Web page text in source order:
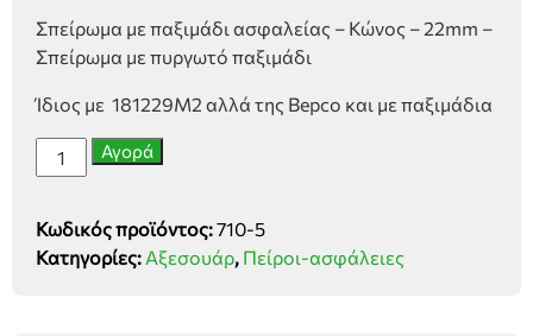
Σπείρωμα με παξιμάδι ασφαλείας – Κώνος – 22mm –
Σπείρωμα με πυργωτό παξιμάδι
Ίδιος με 181229M2 αλλά της Bepco και με παξιμάδια
Πείρος
χωνιού
με
παξιμάδια
Αγορά
Κωδικός προϊόντος:710-5
Κατηγορίες: Αξεσουάρ, Πείροι-ασφάλειες